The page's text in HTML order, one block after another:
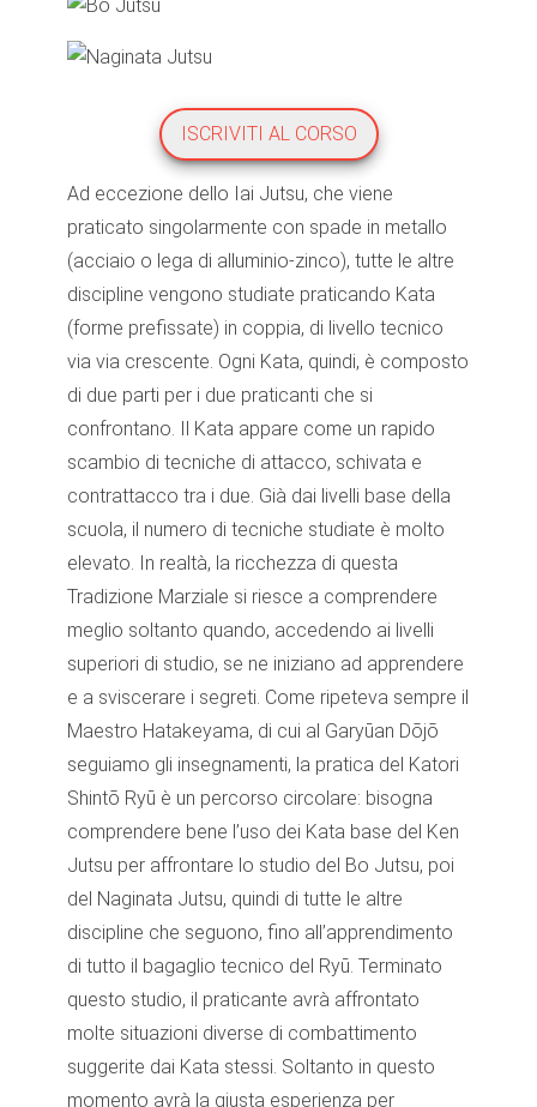
ISCRIVITI AL CORSO
Ad eccezione dello Iai Jutsu, che viene
praticato singolarmente con spade in metallo
(acciaio o lega di alluminio-zinco), tutte le altre
discipline vengono studiate praticando Kata
(forme prefissate) in coppia, di livello tecnico
via via crescente. Ogni Kata, quindi, è composto
di due parti per i due praticanti che si
confrontano. Il Kata appare come un rapido
scambio di tecniche di attacco, schivata e
contrattacco tra i due. Già dai livelli base della
scuola, il numero di tecniche studiate è molto
elevato. In realtà, la ricchezza di questa
Tradizione Marziale si riesce a comprendere
meglio soltanto quando, accedendo ai livelli
superiori di studio, se ne iniziano ad apprendere
e a sviscerare i segreti. Come ripeteva sempre il
Maestro Hatakeyama, di cui al Garyūan Dōjō
seguiamo gli insegnamenti, la pratica del Katori
Shintō Ryū è un percorso circolare: bisogna
comprendere bene l’uso dei Kata base del Ken
Jutsu per affrontare lo studio del Bo Jutsu, poi
del Naginata Jutsu, quindi di tutte le altre
discipline che seguono, fino all’apprendimento
di tutto il bagaglio tecnico del Ryū. Terminato
questo studio, il praticante avrà affrontato
molte situazioni diverse di combattimento
suggerite dai Kata stessi. Soltanto in questo
momento avrà la giusta esperienza per